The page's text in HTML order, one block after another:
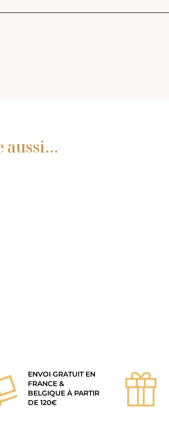
aussi…
ENVOI GRATUIT EN
FRANCE &
BELGIQUE À PARTIR
DE 120€